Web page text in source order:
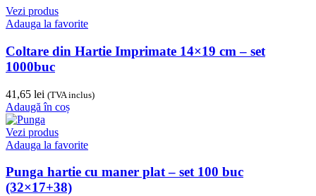
Vezi produs
Adauga la favorite
Coltare din Hartie Imprimate 14×19 cm – set
1000buc
41,65 lei (TVA inclus)
Adaugă în coș
Vezi produs
Adauga la favorite
Punga hartie cu maner plat – set 100 buc
(32×17+38)